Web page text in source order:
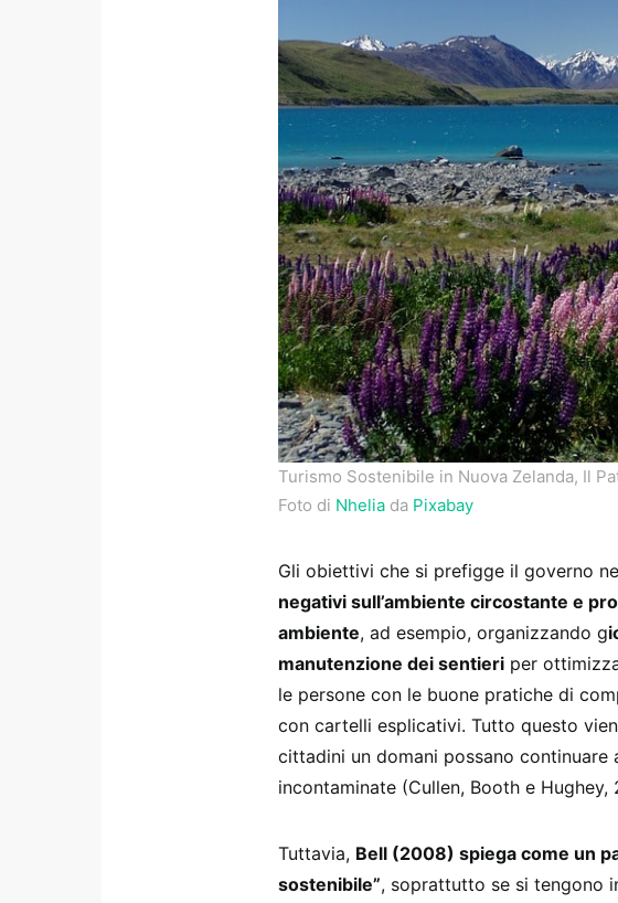
Turismo Sostenibile in Nuova Zelanda, Il
Foto di Nhelia da Pixabay
Gli obiettivi che si prefigge il governo
negativi sull’ambiente circostante e
ambiente, ad esempio, organizzando g
manutenzione dei sentieri per
le persone con le buone pratiche di
con cartelli esplicativi. Tutto questo
cittadini un domani possano
incontaminate (Cullen, Booth e Hughey,
Tuttavia, Bell (2008) spiega come un
sostenibile”, soprattutto se si tengono